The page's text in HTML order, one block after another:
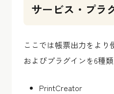
サービス・プラ
ここでは帳票出力をより
およびプラグインを6種類
PrintCreator